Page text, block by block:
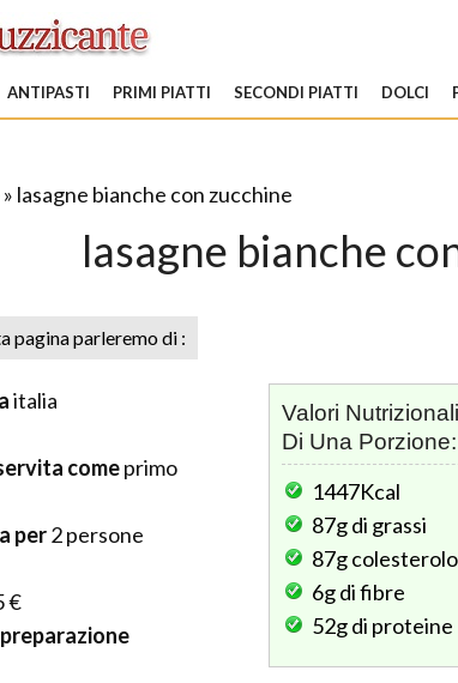
ANTIPASTI PRIMI PIATTI SECONDI PIATTI DOLCI
» lasagne bianche con zucchine
lasagne bianche
pagina parleremo di :
italia
comeprimo
per2persone
€
Valori Nutrizionali
Di Una Porzione:
1447Kcal
87gdi grassi
87gcolesterolo
6gdi fibre
52gdi proteine